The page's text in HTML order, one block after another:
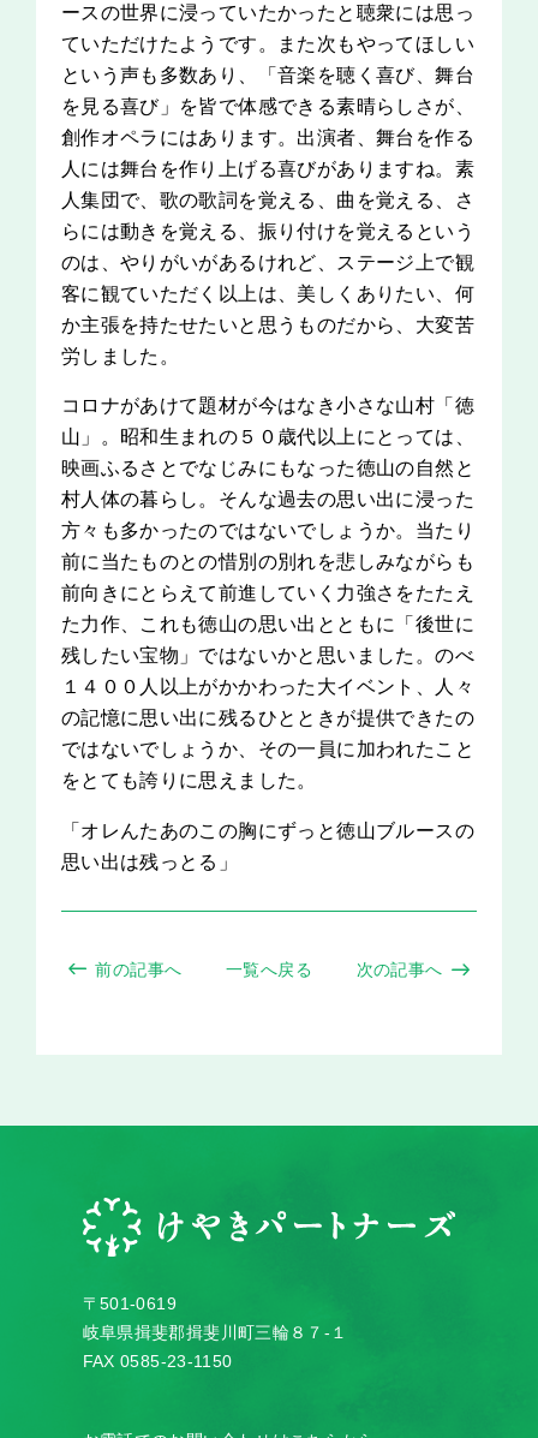
ースの世界に浸っていたかったと聴衆には思っ
ていただけたようです。また次もやってほしい
という声も多数あり、「音楽を聴く喜び、舞台
を見る喜び」を皆で体感できる素晴らしさが、
創作オペラにはあります。出演者、舞台を作る
人には舞台を作り上げる喜びがありますね。素
人集団で、歌の歌詞を覚える、曲を覚える、さ
らには動きを覚える、振り付けを覚えるという
のは、やりがいがあるけれど、ステージ上で観
客に観ていただく以上は、美しくありたい、何
か主張を持たせたいと思うものだから、大変苦
労しました。
コロナがあけて題材が今はなき小さな山村「徳
山」。昭和生まれの５０歳代以上にとっては、
映画ふるさとでなじみにもなった徳山の自然と
村人体の暮らし。そんな過去の思い出に浸った
方々も多かったのではないでしょうか。当たり
前に当たものとの惜別の別れを悲しみながらも
前向きにとらえて前進していく力強さをたたえ
た力作、これも徳山の思い出とともに「後世に
残したい宝物」ではないかと思いました。のべ
１４００人以上がかかわった大イベント、人々
の記憶に思い出に残るひとときが提供できたの
ではないでしょうか、その一員に加われたこと
をとても誇りに思えました。
「オレんたあのこの胸にずっと徳山ブルースの
思い出は残っとる」
前の記事へ 一覧へ戻る 次の記事へ
〒501-0619
岐阜県揖斐郡揖斐川町三輪８７-１
FAX 0585-23-1150